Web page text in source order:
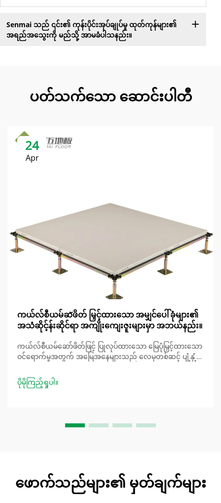
Senmai သည် ၎င်း၏ ကုန်းပိုင်းအုပ်ချုပ်မှု ထုတ်ကုန်များ၏
အရည်အသွေးကို မည်သို့ အာမခံပါသနည်း။
ပတ်သက်သော ဆောင်းပါတီ
24
Apr
ကယ်လ်စီယမ်ဆัဖိတ် မြှင့်ထားသော အမျှင်ပေါ်ခုံများ၏
အသံဆိုင့်န်းဆိုင်ရာ အကျိုးကျေးဇူးများမှာ အဘယ်နည်း။
ကယ်လ်စီယမ်ဆော်ဖိတ်ဖြင့် ပြုလုပ်ထားသော မြေပုံမြှင့်ထားသော
ဝင်ရောက်မှုအတွက် အမြေအနေများသည် လေမှတစ်ဆင့် ပျံ့နှံ့
ပညာရေး အဖွဲ့အစည်းများနှင့် ဆေးရုံများတွင် ကယ်လ်စီယမ်
ဆော်ဖိတ်ဖြင့် ပြုလုပ်ထားသော မြေပုံမြှင့်ထားသော အမြေအနေ
ပိုမိုကြည့်ရှုပါ။
ဖောက်သည်များ၏ မှတ်ချက်များ